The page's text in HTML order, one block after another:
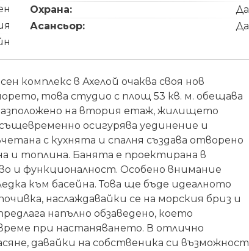
Охрана:
Да
Асансьор:
Да
комплекс в Ахелой очаква своя нов
това студио с площ 53 кв. м. обещава
на втория етаж, жилището
осигурява уединение и
с кухнята и спалня създава отворено
и топлина. Банята е проектирана в
и функционалност. Особено внимание
към басейна. Това ще бъде идеалното
наслаждавайки се на морския бриз и
напълно обзаведено, което
при настаняването. В отлично
давайки на собственика си възможност